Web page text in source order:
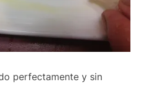
perfectamente y sin